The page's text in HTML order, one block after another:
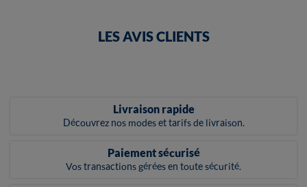
LES AVIS CLIENTS
Livraison rapide
Découvrez nos modes et tarifs de livraison.
Paiement sécurisé
Vos transactions gérées en toute sécurité.